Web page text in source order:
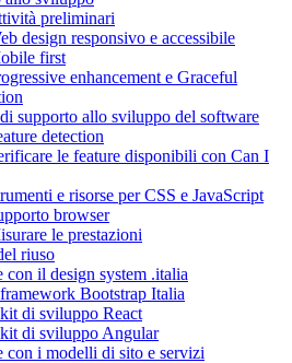
preliminari
design responsivo e accessibile
first
enhancement e Graceful
supporto allo sviluppo del software
detection
le feature disponibili con Can I
e risorse per CSS e JavaScript
browser
le prestazioni
riuso
con il design system .italia
Bootstrap Italia
di sviluppo React
di sviluppo Angular
con i modelli di sito e servizi